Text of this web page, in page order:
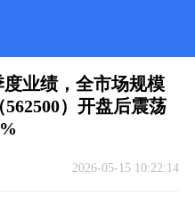
业绩，全市场规模
）开盘后震荡
2026-05-15 10:22:14